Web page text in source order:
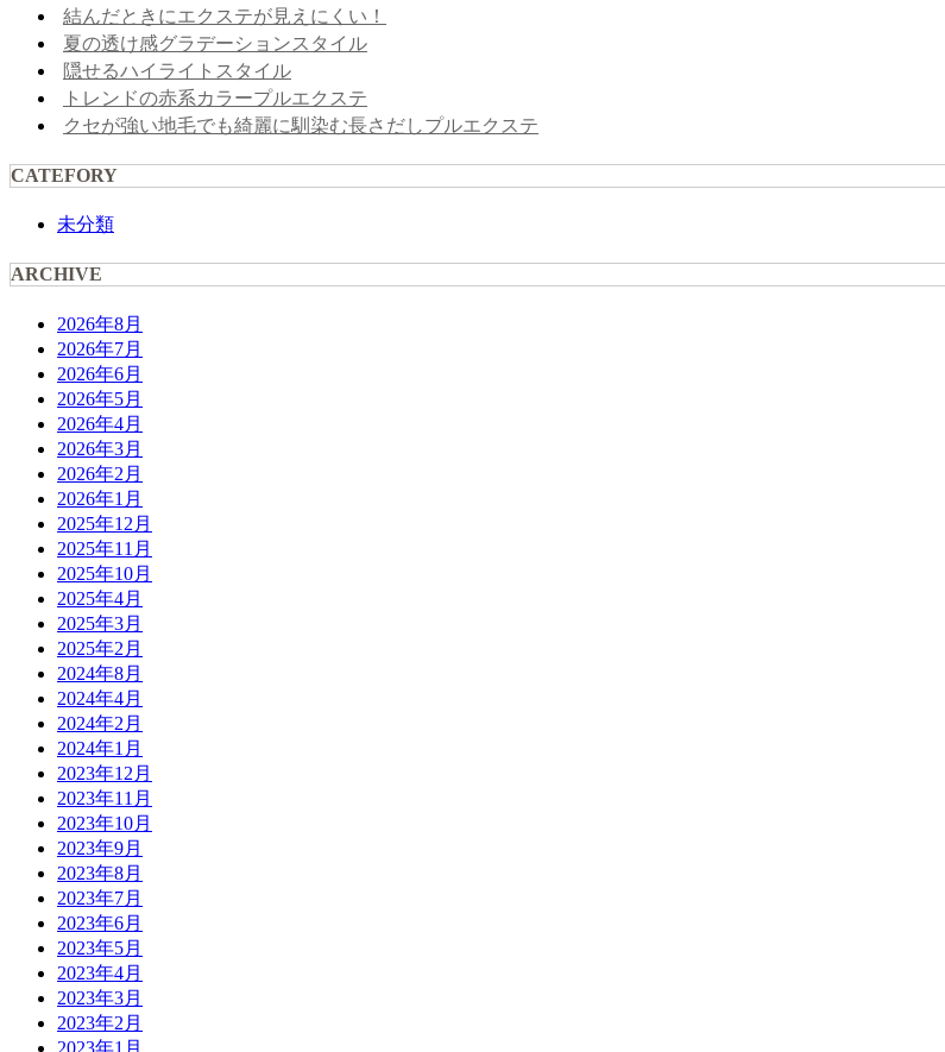
結んだときにエクステが見えにくい！
夏の透け感グラデーションスタイル
隠せるハイライトスタイル
トレンドの赤系カラープルエクステ
クセが強い地毛でも綺麗に馴染む長さだしプルエクステ
CATEFORY
未分類
ARCHIVE
2026年8月
2026年7月
2026年6月
2026年5月
2026年4月
2026年3月
2026年2月
2026年1月
2025年12月
2025年11月
2025年10月
2025年4月
2025年3月
2025年2月
2024年8月
2024年4月
2024年2月
2024年1月
2023年12月
2023年11月
2023年10月
2023年9月
2023年8月
2023年7月
2023年6月
2023年5月
2023年4月
2023年3月
2023年2月
2023年1月